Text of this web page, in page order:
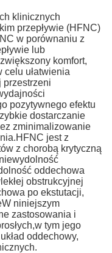
klinicznych
przepływie (HFNC)
w porównaniu z
lub
komfort,
ułatwienia
przestrzeni
pozytywnego efektu
dostarczanie
zminimalizowanie
jest z
z chorobą krytyczną
oddechowa
obstrukcyjnej
po ekstutacji,
niniejszym
zastosowania i
tym jego
oddechowy,